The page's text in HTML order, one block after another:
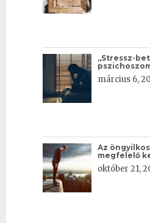
„Stressz-
március 6,
Az
megfelelő
október 21,